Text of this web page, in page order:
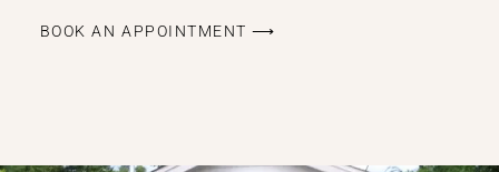
BOOK AN APPOINTMENT ⟶